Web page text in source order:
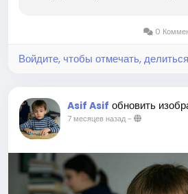
of invoices and confusing tax...
0
Войдите, чтобы отмечать,
Asif Asif обновить
7 месяцев назад-